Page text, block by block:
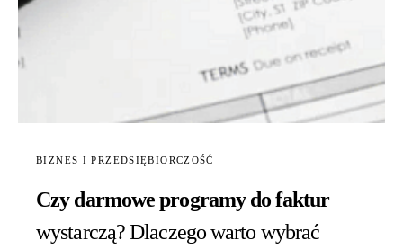
BIZNES I PRZEDSIĘBIORCZOŚĆ
Czy darmowe programy do faktur
wystarczą? Dlaczego warto wybrać